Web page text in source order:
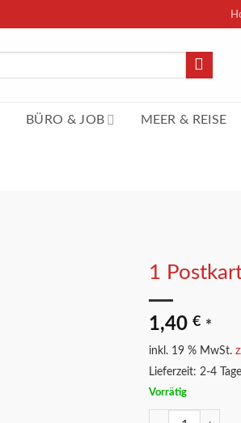
BÜRO & JOB MEER & REISE
1
1,40 € *
inkl. 19 % MwSt.
Lieferzeit: 2-4
Vorrätig